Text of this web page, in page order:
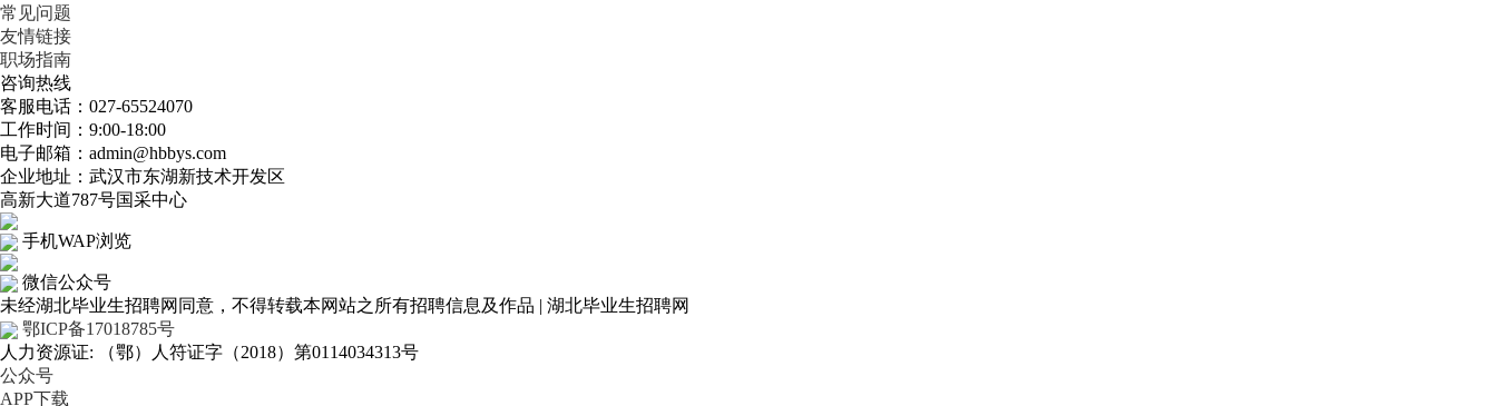
常见问题
友情链接
职场指南
咨询热线
客服电话：027-65524070
工作时间：9:00-18:00
电子邮箱：admin@hbbys.com
企业地址：武汉市东湖新技术开发区
高新大道787号国采中心
手机WAP浏览
微信公众号
未经湖北毕业生招聘网同意，不得转载本网站之所有招聘信息及作品 | 湖北毕业生招聘网
鄂ICP备17018785号
人力资源证: （鄂）人符证字（2018）第0114034313号
公众号
APP下载